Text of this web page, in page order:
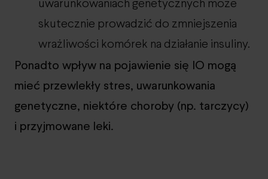
uwarunkowaniach genetycznych może
skutecznie prowadzić do zmniejszenia
wrażliwości komórek na działanie insuliny.
Ponadto wpływ na pojawienie się IO mogą
mieć przewlekły stres, uwarunkowania
genetyczne, niektóre choroby (np. tarczycy)
i przyjmowane leki.